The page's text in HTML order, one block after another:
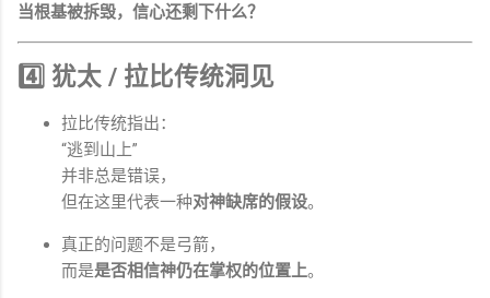
当根基被拆毁，信心还剩下什么？
4️⃣ 犹太 / 拉比传统洞见
拉比传统指出：
“逃到山上”
并非总是错误，
但在这里代表一种对神缺席的假设。
真正的问题不是弓箭，
而是是否相信神仍在掌权的位置上。